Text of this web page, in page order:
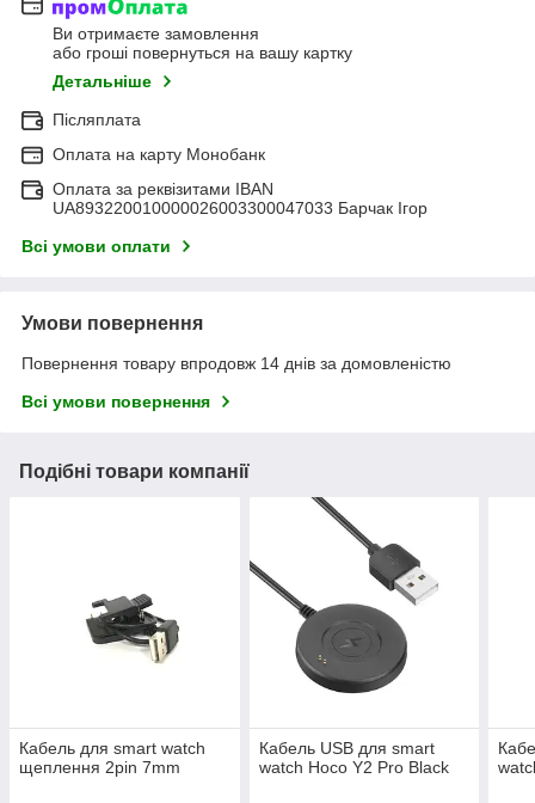
Ви отримаєте замовлення
або гроші повернуться на вашу картку
Детальніше
Післяплата
Оплата на карту Монобанк
Оплата за реквізитами IBAN
UA893220010000026003300047033 Барчак Ігор
Всі умови оплати
Умови повернення
Повернення товару впродовж 14 днів за домовленістю
Всі умови повернення
Подібні товари компанії
Кабель для smart watch
щеплення 2pin 7mm
Кабель USB для smart
watch Hoco Y2 Pro Black